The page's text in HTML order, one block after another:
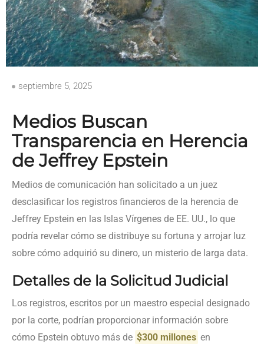
septiembre 5, 2025
Medios Buscan
Transparencia en Herencia
de Jeffrey Epstein
Medios de comunicación han solicitado a un juez
desclasificar los registros financieros de la herencia de
Jeffrey Epstein en las Islas Vírgenes de EE. UU., lo que
podría revelar cómo se distribuye su fortuna y arrojar luz
sobre cómo adquirió su dinero, un misterio de larga data.
Detalles de la Solicitud Judicial
Los registros, escritos por un maestro especial designado
por la corte, podrían proporcionar información sobre
cómo Epstein obtuvo más de $300 millones en